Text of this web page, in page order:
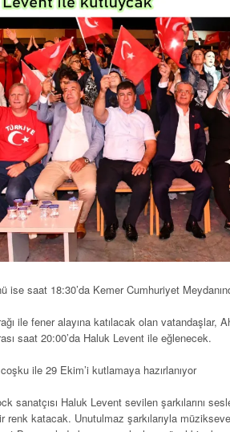
ise saat 18:30’da Kemer Cumhuriyet
ile fener alayına katılacak olan vatandaşlar,
saat 20:00’da Haluk Levent ile eğlenecek.
ile 29 Ekim’i kutlamaya hazırlanıyor
sanatçısı Haluk Levent sevilen şarkılarını
renk katacak. Unutulmaz şarkılarıyla